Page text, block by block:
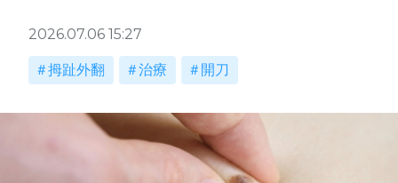
2026.07.06 15:27
拇趾外翻 治療 開刀